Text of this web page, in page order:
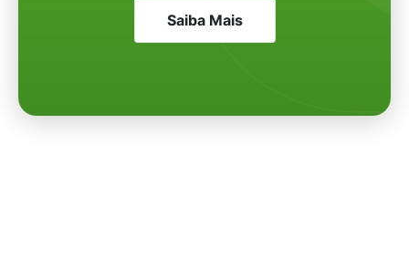
Saiba Mais